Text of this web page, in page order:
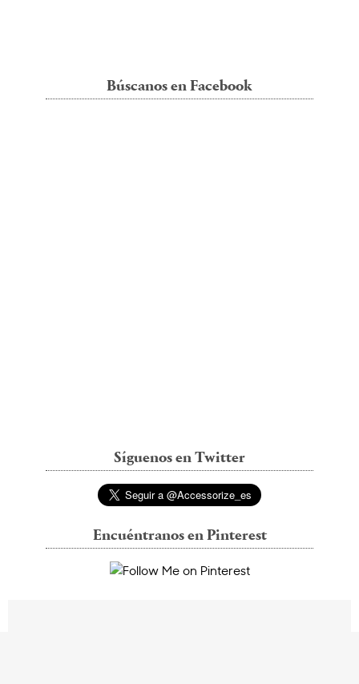
Búscanos en Facebook
Síguenos en Twitter
Encuéntranos en Pinterest